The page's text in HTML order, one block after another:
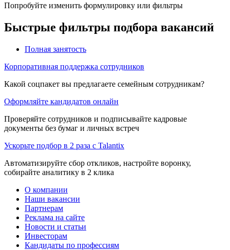
Попробуйте изменить формулировку или фильтры
Быстрые фильтры подбора вакансий
Полная занятость
Корпоративная поддержка сотрудников
Какой соцпакет вы предлагаете семейным сотрудникам?
Оформляйте кандидатов онлайн
Проверяйте сотрудников и подписывайте кадровые
документы без бумаг и личных встреч
Ускорьте подбор в 2 раза с Talantix
Автоматизируйте сбор откликов, настройте воронку,
собирайте аналитику в 2 клика
О компании
Наши вакансии
Партнерам
Реклама на сайте
Новости и статьи
Инвесторам
Кандидаты по профессиям